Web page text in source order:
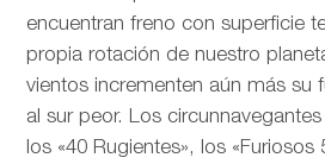
encuentran freno con superficie
propia rotación de nuestro
vientos incrementen aún más su
al sur peor. Los
los «40 Rugientes», los «Furiosos